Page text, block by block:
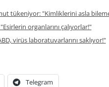
tükeniyor: "Kimliklerini asla
organlarını çalıyorlar!"
virüs laboratuvarlarını saklıyor!"
Telegram